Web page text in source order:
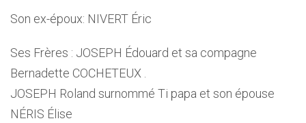
Son ex-époux: NIVERT Éric
Ses Frères : JOSEPH Édouard et sa compagne
Bernadette COCHETEUX .
JOSEPH Roland surnommé Ti papa et son épouse
NÉRIS Élise